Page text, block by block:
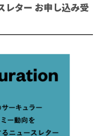
レター お申し込み受